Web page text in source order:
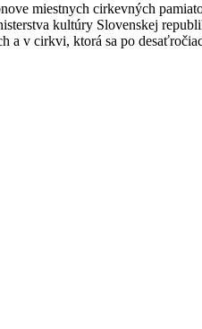
miestnych cirkevných
kultúry Slovenskej
a v cirkvi, ktorá sa po